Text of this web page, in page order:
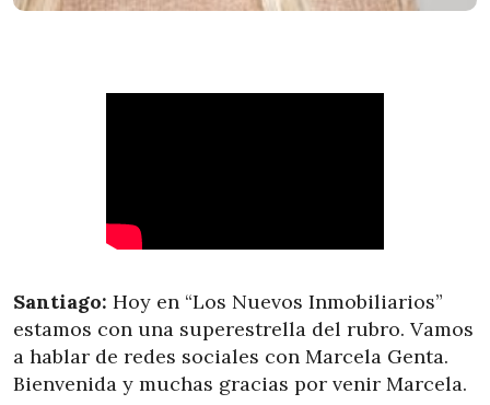
Santiago: Hoy en “Los Nuevos Inmobiliarios”
estamos con una superestrella del rubro. Vamos
a hablar de redes sociales con Marcela Genta.
Bienvenida y muchas gracias por venir Marcela.